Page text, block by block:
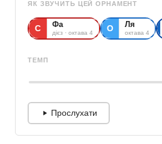
ЯК ЗВУЧИТЬ ЦЕЙ ОРНАМЕНТ
С Фа
дієз · октава 4 О Ля
октава 4
ТЕМП
Прослухати